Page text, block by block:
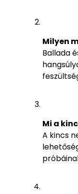
Milyen
Ballada
Mi a
A kincs